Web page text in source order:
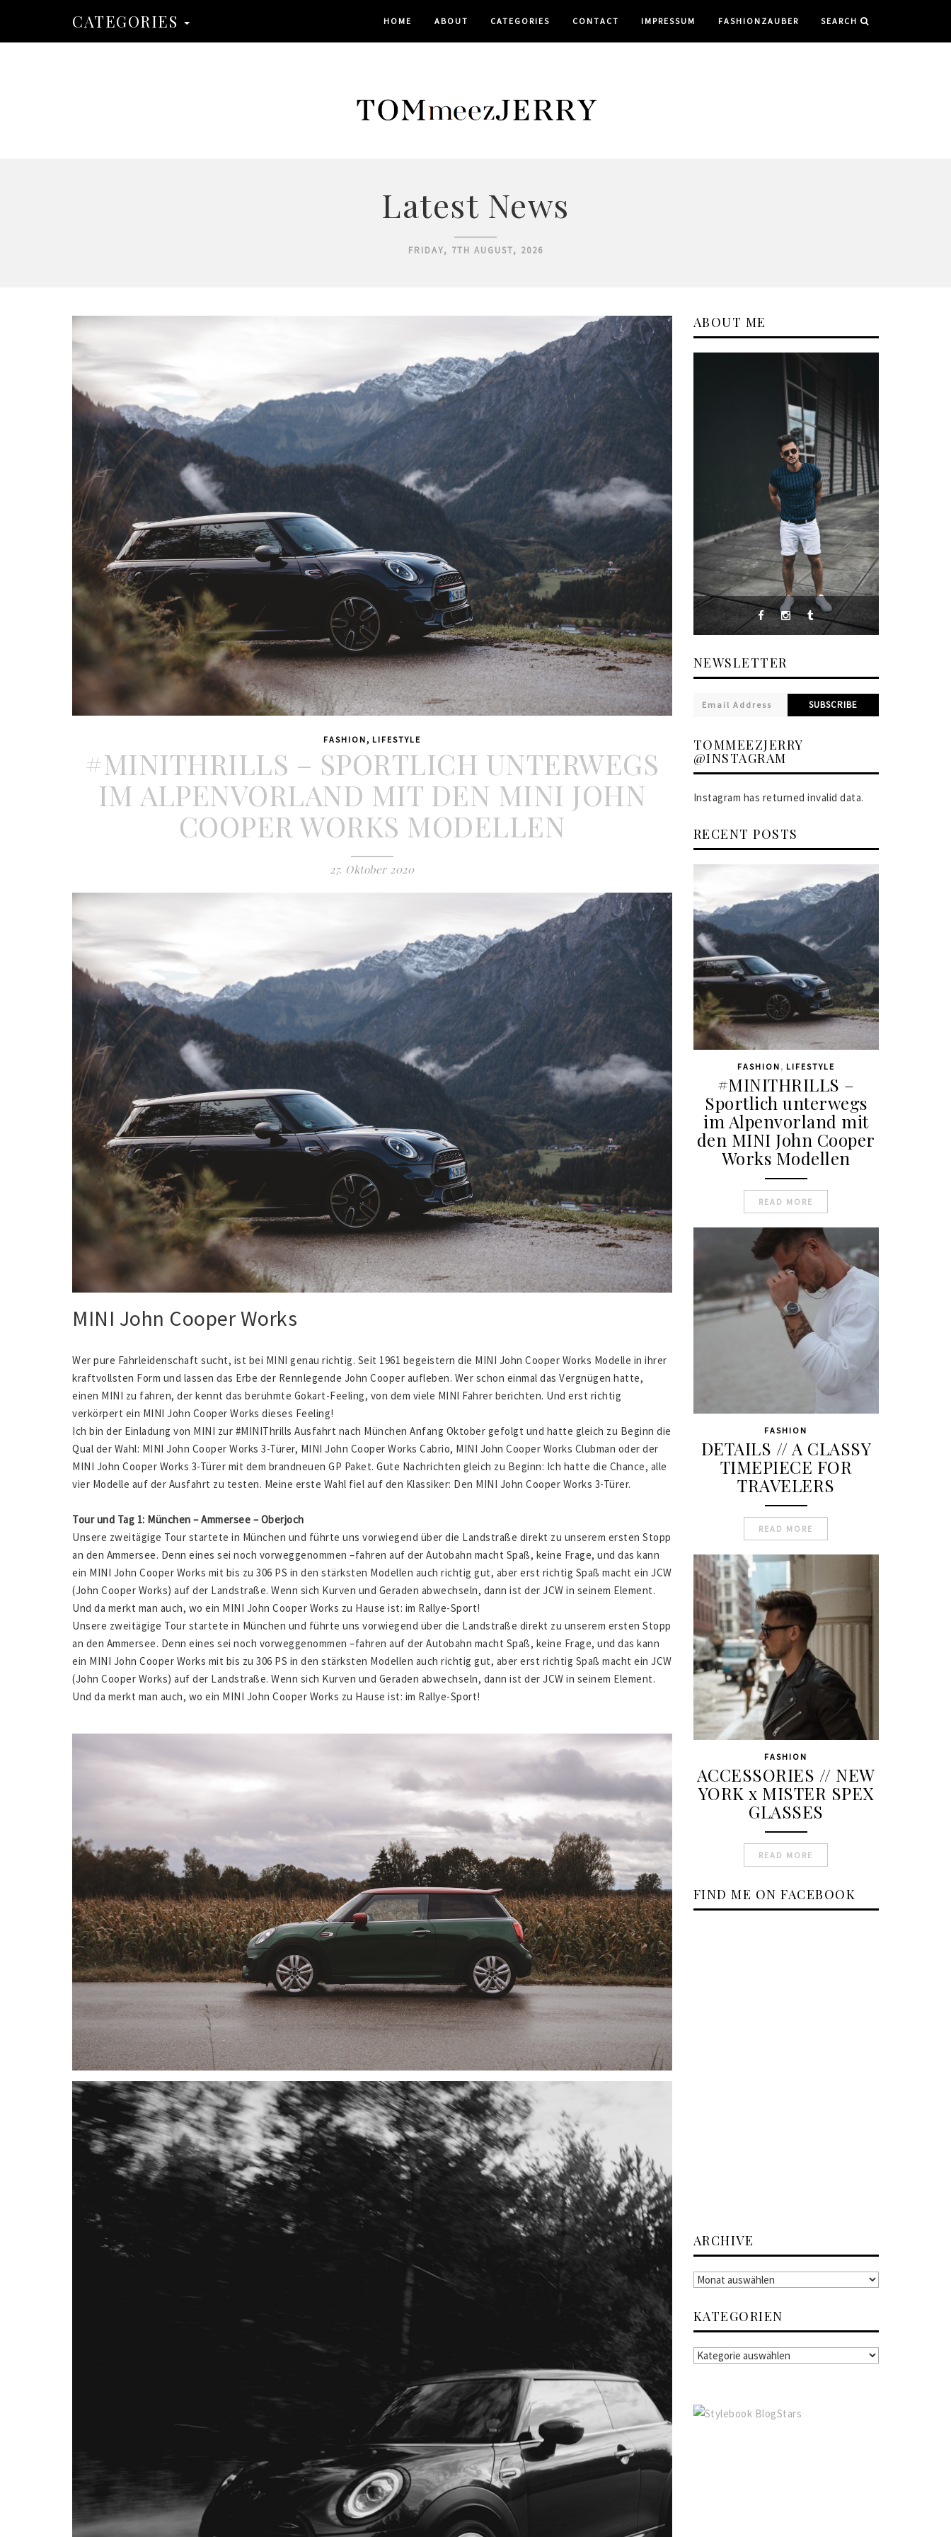
CATEGORIES HOME ABOUT CATEGORIES CONTACT IMPRESSUM FASHIONZAUBER SEARCH
Latest News
FRIDAY, 7TH AUGUST, 2026
FASHION, LIFESTYLE
#MINITHRILLS – SPORTLICH UNTERWEGS
IM ALPENVORLAND MIT DEN MINI JOHN
COOPER WORKS MODELLEN
27. Oktober 2020
MINI John Cooper Works
Wer pure Fahrleidenschaft sucht, ist bei MINI genau richtig. Seit 1961 begeistern die MINI John Cooper Works Modelle in ihrer
kraftvollsten Form und lassen das Erbe der Rennlegende John Cooper aufleben. Wer schon einmal das Vergnügen hatte,
einen MINI zu fahren, der kennt das berühmte Gokart-Feeling, von dem viele MINI Fahrer berichten. Und erst richtig
verkörpert ein MINI John Cooper Works dieses Feeling!
Ich bin der Einladung von MINI zur #MINIThrills Ausfahrt nach München Anfang Oktober gefolgt und hatte gleich zu Beginn die
Qual der Wahl: MINI John Cooper Works 3-Türer, MINI John Cooper Works Cabrio, MINI John Cooper Works Clubman oder der
MINI John Cooper Works 3-Türer mit dem brandneuen GP Paket. Gute Nachrichten gleich zu Beginn: Ich hatte die Chance, alle
vier Modelle auf der Ausfahrt zu testen. Meine erste Wahl fiel auf den Klassiker: Den MINI John Cooper Works 3-Türer.
Tour und Tag 1: München – Ammersee – Oberjoch
Unsere zweitägige Tour startete in München und führte uns vorwiegend über die Landstraße direkt zu unserem ersten Stopp
an den Ammersee. Denn eines sei noch vorweggenommen –fahren auf der Autobahn macht Spaß, keine Frage, und das kann
ein MINI John Cooper Works mit bis zu 306 PS in den stärksten Modellen auch richtig gut, aber erst richtig Spaß macht ein JCW
(John Cooper Works) auf der Landstraße. Wenn sich Kurven und Geraden abwechseln, dann ist der JCW in seinem Element.
Und da merkt man auch, wo ein MINI John Cooper Works zu Hause ist: im Rallye-Sport!
Unsere zweitägige Tour startete in München und führte uns vorwiegend über die Landstraße direkt zu unserem ersten Stopp
an den Ammersee. Denn eines sei noch vorweggenommen –fahren auf der Autobahn macht Spaß, keine Frage, und das kann
ein MINI John Cooper Works mit bis zu 306 PS in den stärksten Modellen auch richtig gut, aber erst richtig Spaß macht ein JCW
(John Cooper Works) auf der Landstraße. Wenn sich Kurven und Geraden abwechseln, dann ist der JCW in seinem Element.
Und da merkt man auch, wo ein MINI John Cooper Works zu Hause ist: im Rallye-Sport!
ABOUT ME
NEWSLETTER
SUBSCRIBE
TOMMEEZJERRY
@INSTAGRAM
Instagram has returned invalid data.
RECENT POSTS
FASHION , LIFESTYLE
#MINITHRILLS –
Sportlich unterwegs
im Alpenvorland mit
den MINI John Cooper
Works Modellen
READ MORE
FASHION
DETAILS // A CLASSY
TIMEPIECE FOR
TRAVELERS
READ MORE
FASHION
ACCESSORIES // NEW
YORK x MISTER SPEX
GLASSES
READ MORE
FIND ME ON FACEBOOK
ARCHIVE
ARCHIVE
KATEGORIEN
KATEGORIEN